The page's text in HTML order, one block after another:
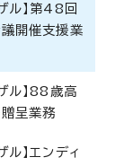
ル】第48回
開催支援業
ル】88歳高
呈業務
ル】エンディ